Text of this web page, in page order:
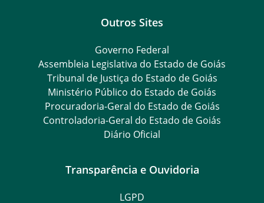
Outros Sites
Governo Federal
Assembleia Legislativa do Estado de Goiás
Tribunal de Justiça do Estado de Goiás
Ministério Público do Estado de Goiás
Procuradoria-Geral do Estado de Goiás
Controladoria-Geral do Estado de Goiás
Diário Oficial
Transparência e Ouvidoria
LGPD